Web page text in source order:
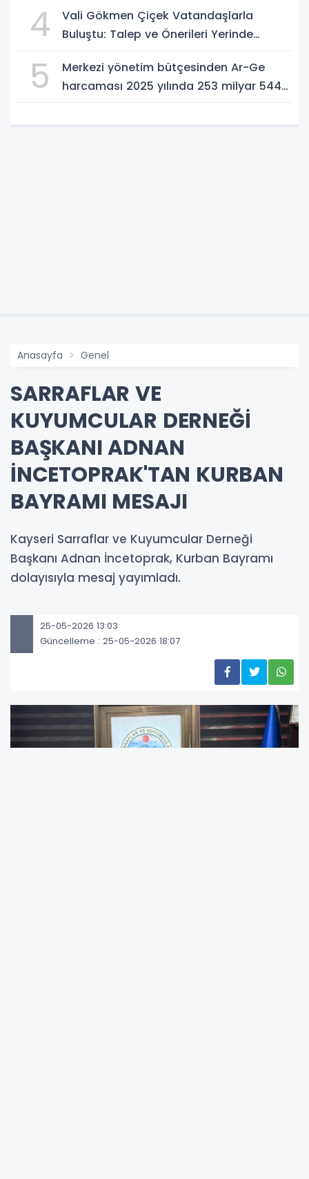
4
Vali Gökmen Çiçek Vatandaşlarla
Buluştu: Talep ve Önerileri Yerinde
5
Merkezi yönetim bütçesinden Ar-Ge
harcaması 2025 yılında 253 milyar 544
Anasayfa Genel
SARRAFLAR VE
KUYUMCULAR DERNEĞİ
BAŞKANI ADNAN
İNCETOPRAK'TAN KURBAN
BAYRAMI MESAJI
Kayseri Sarraflar ve Kuyumcular Derneği
Başkanı Adnan İncetoprak, Kurban Bayramı
dolayısıyla mesaj yayımladı.
25-05-2026 13:03
Güncelleme : 25-05-2026 18:07